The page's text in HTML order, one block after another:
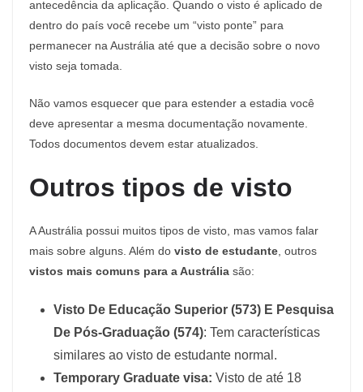
antecedência da aplicação. Quando o visto é aplicado de
dentro do país você recebe um “visto ponte” para
permanecer na Austrália até que a decisão sobre o novo
visto seja tomada.
Não vamos esquecer que para estender a estadia você
deve apresentar a mesma documentação novamente.
Todos documentos devem estar atualizados.
Outros tipos de visto
A Austrália possui muitos tipos de visto, mas vamos falar
mais sobre alguns. Além do visto de estudante , outros
vistos mais comuns para a Austrália são:
Visto De Educação Superior (573) E Pesquisa
De Pós-Graduação (574): Tem características
similares ao visto de estudante normal.
Temporary Graduate visa: Visto de até 18